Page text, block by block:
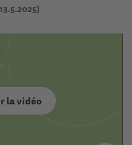
la vidéo